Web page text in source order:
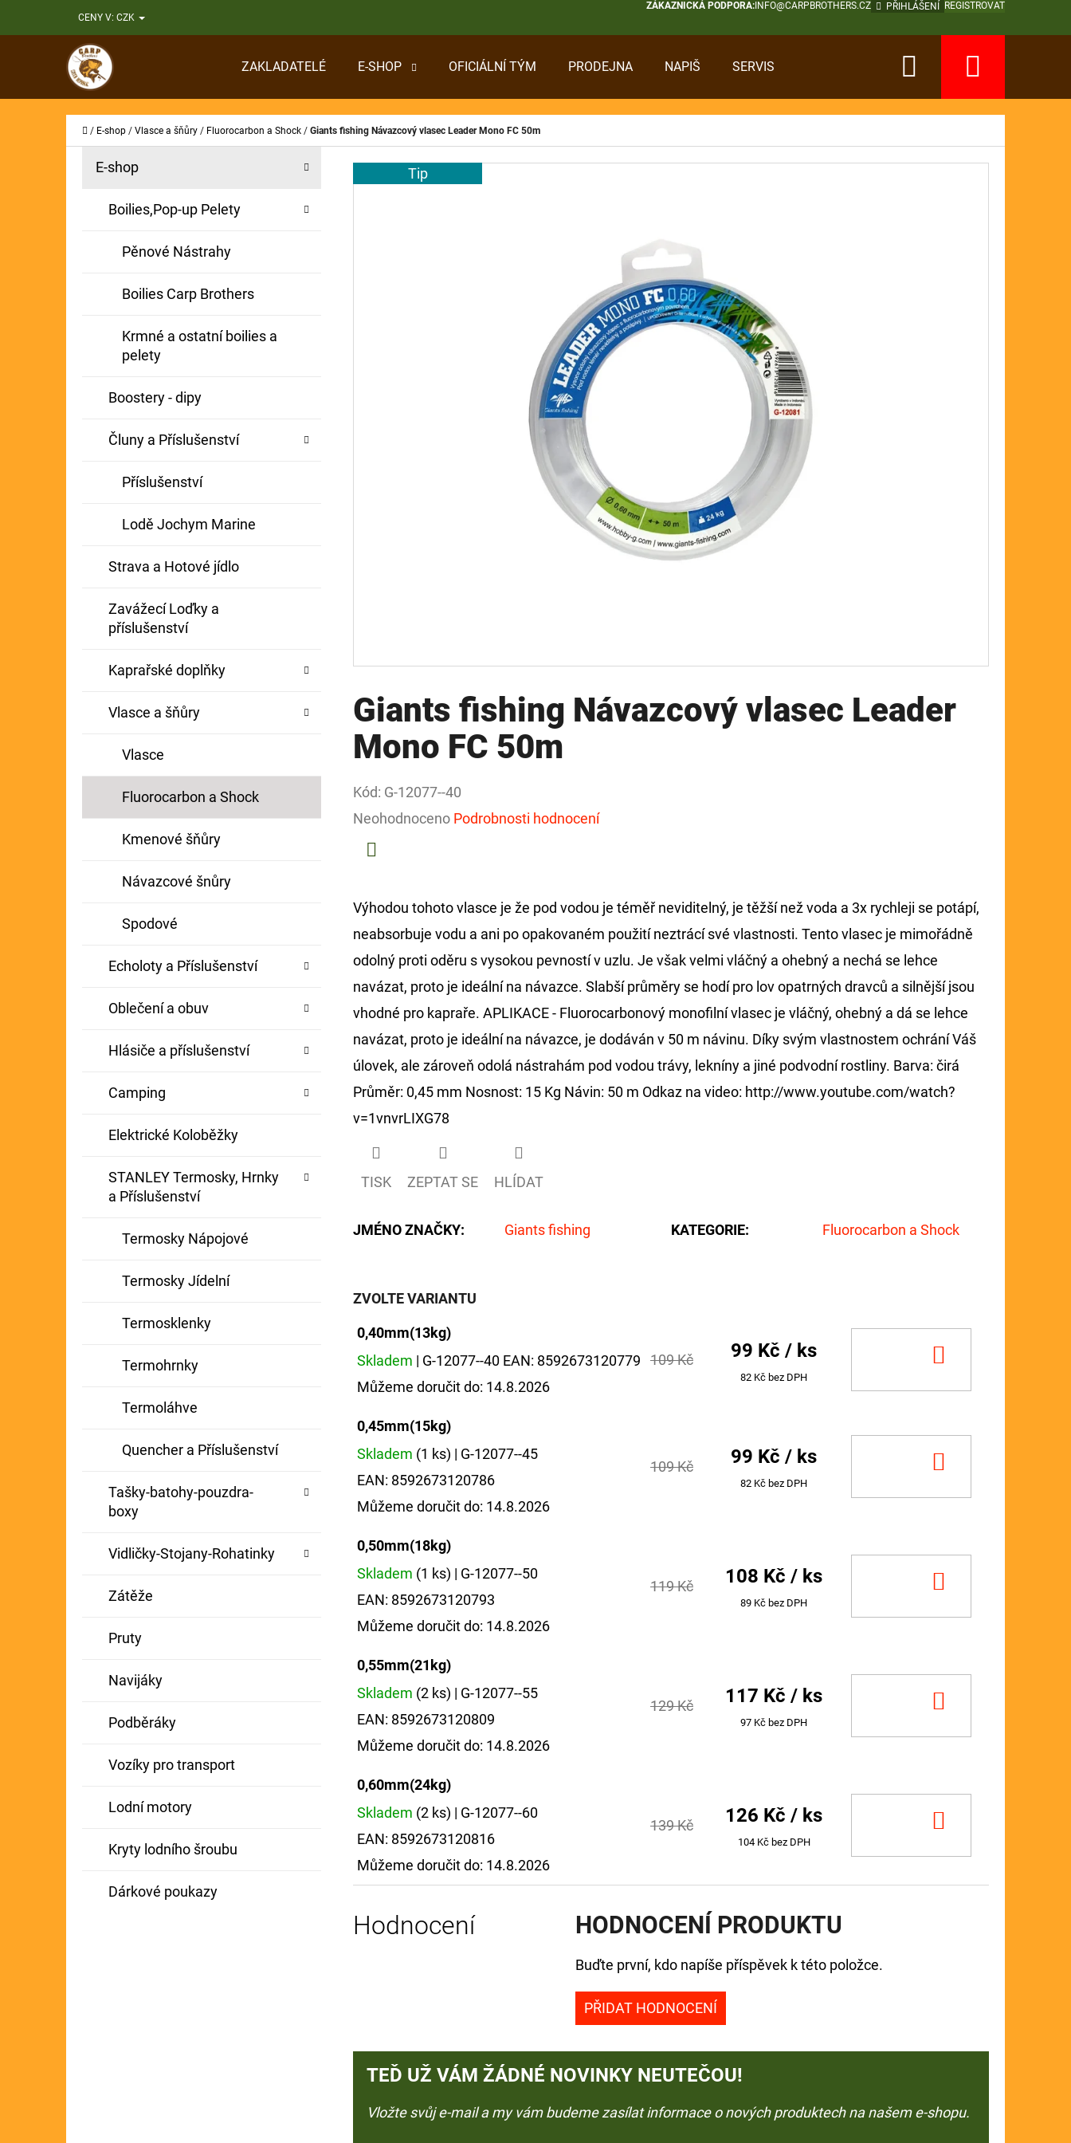
na
CENY V: CZK
ZÁKAZNICKÁ PODPORA:INFO@CARPBROTHERS.CZ PŘIHLÁŠENÍ REGISTROVAT
ZAKLADATELÉ E-SHOP OFICIÁLNÍ TÝM PRODEJNA NAPIŠ SERVIS Hledat
Domů
/ E-shop / Vlasce a šňůry / Fluorocarbon a Shock / Giants fishing Návazcový vlasec Leader Mono FC 50m
Přeskočit
E-shop
Boilies,Pop-up Pelety
Pěnové Nástrahy
Boilies Carp Brothers
Krmné a ostatní boilies a
pelety
Boostery - dipy
Čluny a Příslušenství
Příslušenství
Lodě Jochym Marine
Strava a Hotové jídlo
Zavážecí Loďky a
příslušenství
Kaprařské doplňky
Vlasce a šňůry
Vlasce
Fluorocarbon a Shock
Kmenové šňůry
Návazcové šnůry
Spodové
Echoloty a Příslušenství
Oblečení a obuv
Hlásiče a příslušenství
Camping
Elektrické Koloběžky
STANLEY Termosky, Hrnky
a Příslušenství
Termosky Nápojové
Termosky Jídelní
Termosklenky
Termohrnky
Termoláhve
Quencher a Příslušenství
Tašky-batohy-pouzdra-
boxy
Vidličky-Stojany-Rohatinky
Zátěže
Pruty
Navijáky
Podběráky
Vozíky pro transport
Lodní motory
Kryty lodního šroubu
Dárkové poukazy
Tip
Giants fishing Návazcový vlasec Leader
Mono FC 50m
Kód: G-12077--40
Průměrné
hodnocení
Neohodnoceno Podrobnosti hodnocení
Výhodou tohoto vlasce je že pod vodou je téměř neviditelný, je těžší než voda a 3x rychleji se potápí,
neabsorbuje vodu a ani po opakovaném použití neztrácí své vlastnosti. Tento vlasec je mimořádně
odolný proti oděru s vysokou pevností v uzlu. Je však velmi vláčný a ohebný a nechá se lehce
navázat, proto je ideální na návazce. Slabší průměry se hodí pro lov opatrných dravců a silnější jsou
vhodné pro kapraře. APLIKACE - Fluorocarbonový monofilní vlasec je vláčný, ohebný a dá se lehce
navázat, proto je ideální na návazce, je dodáván v 50 m návinu. Díky svým vlastnostem ochrání Váš
úlovek, ale zároveň odolá nástrahám pod vodou trávy, lekníny a jiné podvodní rostliny. Barva: čirá
Průměr: 0,45 mm Nosnost: 15 Kg Návin: 50 m Odkaz na video: http://www.youtube.com/watch?
v=1vnvrLIXG78
TISK ZEPTAT SE HLÍDAT
JMÉNO ZNAČKY: Giants fishing KATEGORIE: Fluorocarbon a Shock
ZVOLTE VARIANTU
0,40mm(13kg)
Skladem | G-12077--40 EAN: 8592673120779
Můžeme doručit do: 14.8.2026
109 Kč 99 Kč / ks
82 Kč bez DPH
0,45mm(15kg)
Skladem (1 ks) | G-12077--45
EAN: 8592673120786
Můžeme doručit do: 14.8.2026
109 Kč 99 Kč / ks
82 Kč bez DPH
0,50mm(18kg)
Skladem (1 ks) | G-12077--50
EAN: 8592673120793
Můžeme doručit do: 14.8.2026
119 Kč 108 Kč / ks
89 Kč bez DPH
0,55mm(21kg)
Skladem (2 ks) | G-12077--55
EAN: 8592673120809
Můžeme doručit do: 14.8.2026
129 Kč 117 Kč / ks
97 Kč bez DPH
0,60mm(24kg)
Skladem (2 ks) | G-12077--60
EAN: 8592673120816
Můžeme doručit do: 14.8.2026
139 Kč 126 Kč / ks
104 Kč bez DPH
Hodnocení HODNOCENÍ PRODUKTU
Buďte první, kdo napíše příspěvek k této položce.
PŘIDAT HODNOCENÍ
TEĎ UŽ VÁM ŽÁDNÉ NOVINKY NEUTEČOU!
Vložte svůj e-mail a my vám budeme zasílat informace o nových produktech na našem e-shopu.
O
Í
Zpět
do
obchodu
Zpět
do
obchodu
CO POTŘEBUJETE NAJÍT?
HLEDAT
BOILIE RIG PLUS 25LB
Původně: 79 Kč